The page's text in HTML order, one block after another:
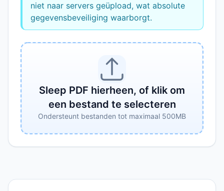
niet naar servers geüpload, wat absolute
gegevensbeveiliging waarborgt.
Sleep PDF hierheen, of klik om
een bestand te selecteren
Ondersteunt bestanden tot maximaal 500MB